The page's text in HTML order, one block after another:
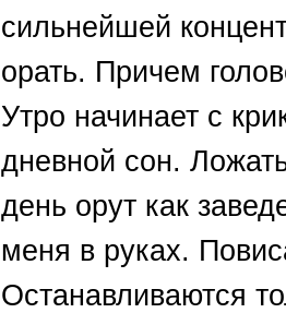
сильнейшей
орать. Причем
Утро начинает с
дневной сон.
день орут как
меня в руках.
Останавливаются